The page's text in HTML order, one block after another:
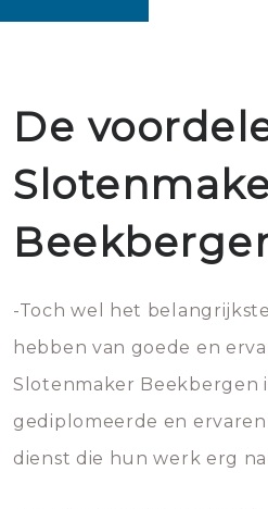
De
-Toch wel het
hebben van goede en
Slotenmaker Beekbergen
gediplomeerde en
dienst die hun werk erg